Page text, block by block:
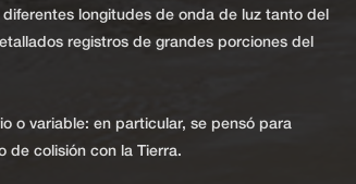
longitudes de onda de luz tanto del
registros de grandes porciones del
o variable: en particular, se pensó para
de colisión con la Tierra.